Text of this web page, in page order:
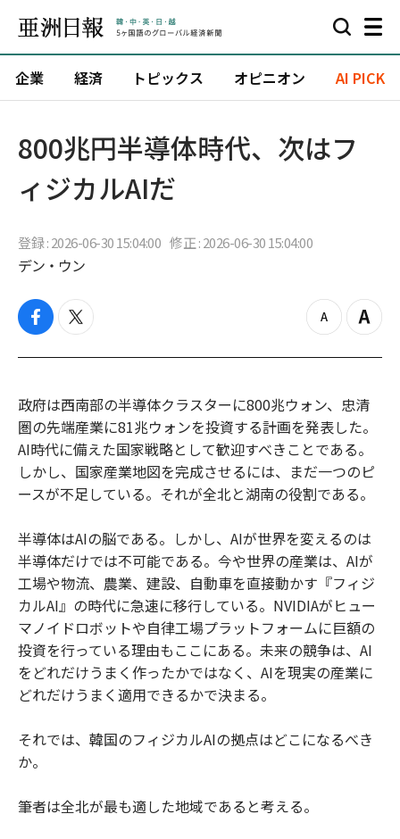
企業 経済 トピックス オピニオン AI PICK
800兆円半導体時代、次はフ
ィジカルAIだ
登録 : 2026-06-30 15:04:00 修正 : 2026-06-30 15:04:00
デン・ウン
f
c
o
o
k
t
i
e
r
z
o
u
t
Z
o
n
政府は西南部の半導体クラスターに800兆ウォン、忠清
圏の先端産業に81兆ウォンを投資する計画を発表した。
AI時代に備えた国家戦略として歓迎すべきことである。
しかし、国家産業地図を完成させるには、まだ一つのピ
ースが不足している。それが全北と湖南の役割である。
半導体はAIの脳である。しかし、AIが世界を変えるのは
半導体だけでは不可能である。今や世界の産業は、AIが
工場や物流、農業、建設、自動車を直接動かす『フィジ
カルAI』の時代に急速に移行している。NVIDIAがヒュー
マノイドロボットや自律工場プラットフォームに巨額の
投資を行っている理由もここにある。未来の競争は、AI
をどれだけうまく作ったかではなく、AIを現実の産業に
どれだけうまく適用できるかで決まる。
それでは、韓国のフィジカルAIの拠点はどこになるべき
か。
筆者は全北が最も適した地域であると考える。